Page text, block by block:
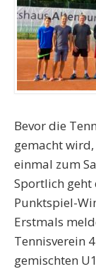
Bevor die
gemacht
einmal zum
Sportlich geht
Punktspiel-
Erstmals
Tennisverein
gemischten